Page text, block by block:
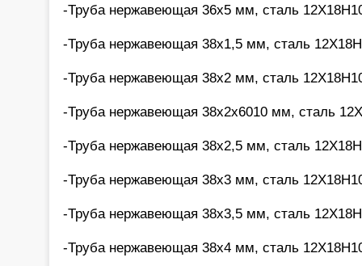
-Труба нержавеющая 36х5 мм, сталь
-Труба нержавеющая 38х1,5 мм, сталь
-Труба нержавеющая 38х2 мм, сталь
-Труба нержавеющая 38х2х6010 мм, сталь
-Труба нержавеющая 38х2,5 мм, сталь
-Труба нержавеющая 38х3 мм, сталь
-Труба нержавеющая 38х3,5 мм, сталь
-Труба нержавеющая 38х4 мм, сталь